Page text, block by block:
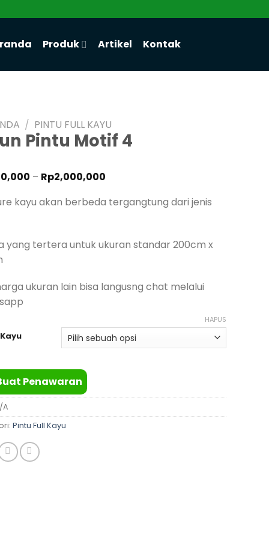
Produk Artikel Kontak
/ PINTU FULL KAYU
Pintu Motif 4
– Rp2,000,000
Rp750,000
hingga
kayu akan berbeda tergangtung dari jenis
yang tertera untuk ukuran standar 200cm x
ukuran lain bisa langusng chat melalui
HAPUS
Penawaran
A
Pintu Full Kayu